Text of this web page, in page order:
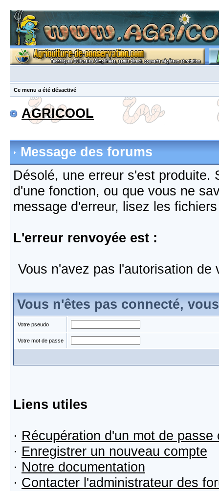
Ce menu a été désactivé
AGRICOOL
Message des forums
Désolé, une erreur s'est produite.
d'une fonction, ou que vous ne
message d'erreur, lisez les
L'erreur renvoyée est :
Vous n'avez pas l'autorisation de
Vous n'êtes pas connecté,
Votre pseudo
Votre mot de passe
Liens utiles
· Récupération d'un mot de passe
· Enregistrer un nouveau compte
· Notre documentation
· Contacter l'administrateur des